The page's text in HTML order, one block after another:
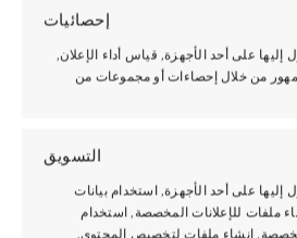
إحصائيات
على أحد الأجهزة, قياس أداء الإعلان,
من خلال إحصاءات أو مجموعات من
التسويق
على أحد الأجهزة, استخدام بيانات
ملفات للإعلانات المخصصة, استخدام
إنشاء ملفات لتخصيص المحتوى,